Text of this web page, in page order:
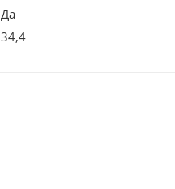
Да
34,4